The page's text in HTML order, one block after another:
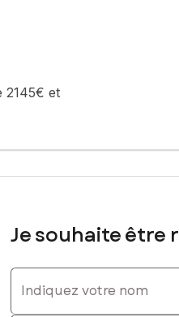
2145€ et
Je souhaite être
Indiquez votre nom